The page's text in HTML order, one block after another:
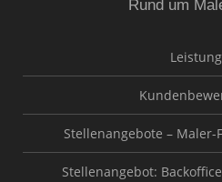
Rund um
Stellenangebote –
Stellenangebot: